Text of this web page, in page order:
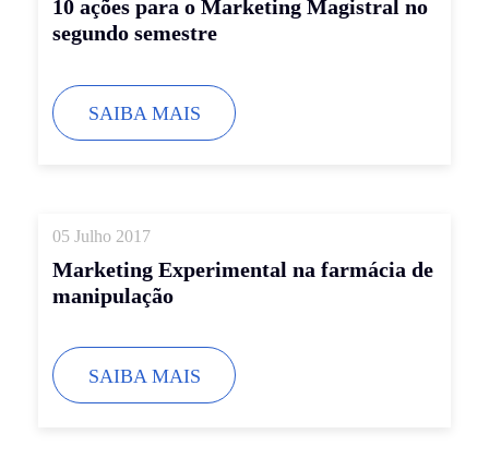
10 ações para o Marketing Magistral no
segundo semestre
SAIBA MAIS
05 Julho 2017
Marketing Experimental na farmácia de
manipulação
SAIBA MAIS